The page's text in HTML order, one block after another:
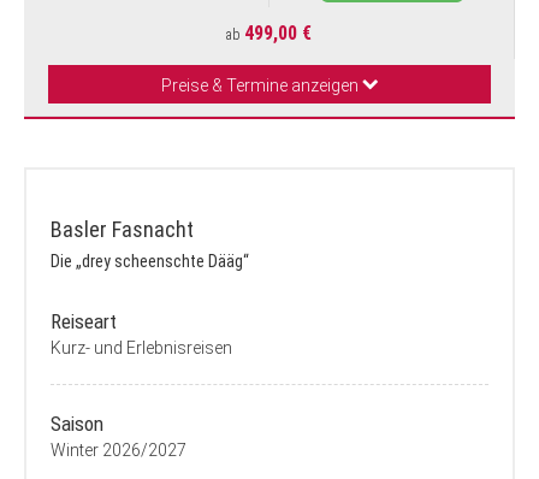
ab 499,00 €
Preise & Termine anzeigen
Basler Fasnacht
Die „drey scheenschte Dääg“
Reiseart
Kurz- und Erlebnisreisen
Saison
Winter 2026/2027